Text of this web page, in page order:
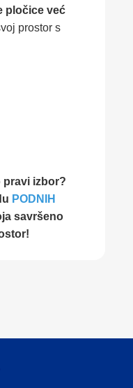
pločice već
prostor s
pravi izbor?
PODNIH
savršeno